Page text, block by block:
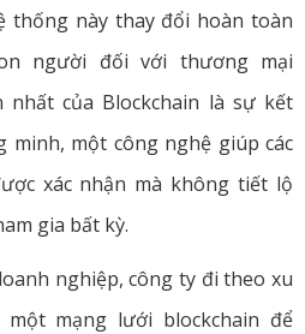
thống này thay đổi hoàn toàn
người đối với thương mại
nhất của Blockchain là sự kết
một công nghệ giúp các
xác nhận mà không tiết lộ
gia bất kỳ.
nghiệp, công ty đi theo xu
mạng lưới blockchain để